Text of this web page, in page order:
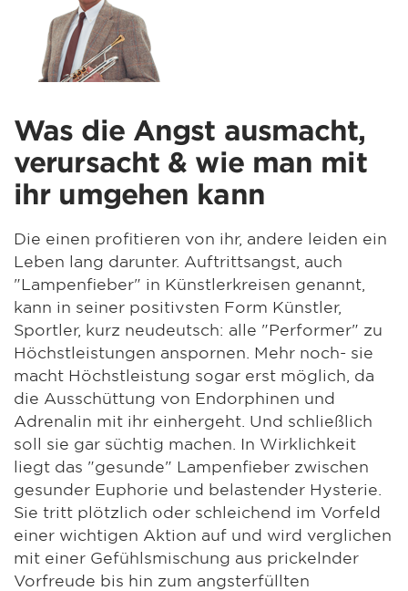
Was die Angst ausmacht,
verursacht & wie man mit
ihr umgehen kann
Die einen profitieren von ihr, andere leiden ein
Leben lang darunter. Auftrittsangst, auch
"Lampenfieber" in Künstlerkreisen genannt,
kann in seiner positivsten Form Künstler,
Sportler, kurz neudeutsch: alle "Performer" zu
Höchstleistungen anspornen. Mehr noch- sie
macht Höchstleistung sogar erst möglich, da
die Ausschüttung von Endorphinen und
Adrenalin mit ihr einhergeht. Und schließlich
soll sie gar süchtig machen. In Wirklichkeit
liegt das "gesunde" Lampenfieber zwischen
gesunder Euphorie und belastender Hysterie.
Sie tritt plötzlich oder schleichend im Vorfeld
einer wichtigen Aktion auf und wird verglichen
mit einer Gefühlsmischung aus prickelnder
Vorfreude bis hin zum angsterfüllten